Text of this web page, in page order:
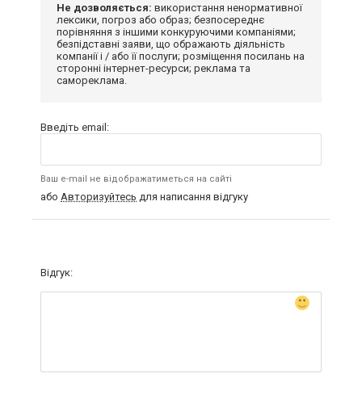
Не дозволяється: використання ненормативної
лексики, погроз або образ; безпосереднє
порівняння з іншими конкуруючими компаніями;
безпідставні заяви, що ображають діяльність
компанії і / або її послуги; розміщення посилань на
сторонні інтернет-ресурси; реклама та
самореклама.
Введіть email:
Ваш e-mail не відображатиметься на сайті
або Авторизуйтесь для написання відгуку
Відгук: